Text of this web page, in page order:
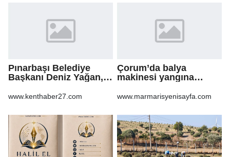
Pınarbaşı Belediye
Başkanı Deniz Yağan,
www.kenthaber27.com
Çorum’da balya
makinesi yangına
anız küle döndü
www.marmarisyenisayfa.com